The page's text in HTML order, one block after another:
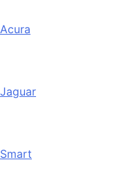
Acura
Jaguar
Smart